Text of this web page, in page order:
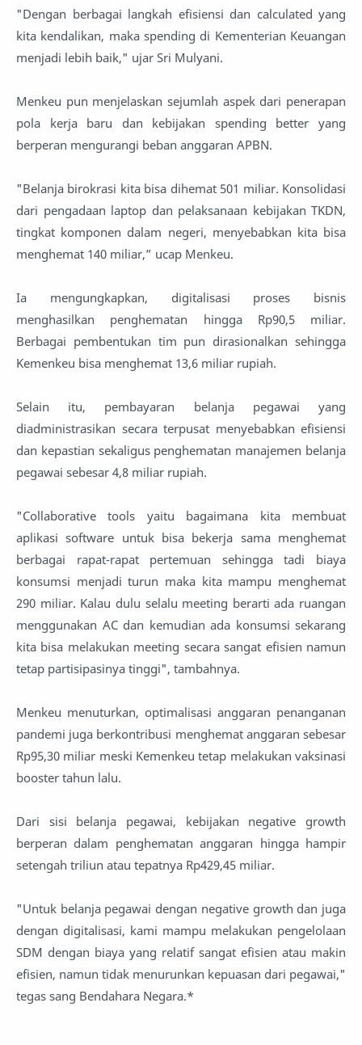
"Dengan berbagai langkah efisiensi dan calculated yang
kita kendalikan, maka spending di Kementerian Keuangan
menjadi lebih baik," ujar Sri Mulyani.
Menkeu pun menjelaskan sejumlah aspek dari penerapan
pola kerja baru dan kebijakan spending better yang
berperan mengurangi beban anggaran APBN.
"Belanja birokrasi kita bisa dihemat 501 miliar. Konsolidasi
dari pengadaan laptop dan pelaksanaan kebijakan TKDN,
tingkat komponen dalam negeri, menyebabkan kita bisa
menghemat 140 miliar,” ucap Menkeu.
Ia mengungkapkan, digitalisasi proses bisnis
menghasilkan penghematan hingga Rp90,5 miliar.
Berbagai pembentukan tim pun dirasionalkan sehingga
Kemenkeu bisa menghemat 13,6 miliar rupiah.
Selain itu, pembayaran belanja pegawai yang
diadministrasikan secara terpusat menyebabkan efisiensi
dan kepastian sekaligus penghematan manajemen belanja
pegawai sebesar 4,8 miliar rupiah.
"Collaborative tools yaitu bagaimana kita membuat
aplikasi software untuk bisa bekerja sama menghemat
berbagai rapat-rapat pertemuan sehingga tadi biaya
konsumsi menjadi turun maka kita mampu menghemat
290 miliar. Kalau dulu selalu meeting berarti ada ruangan
menggunakan AC dan kemudian ada konsumsi sekarang
kita bisa melakukan meeting secara sangat efisien namun
tetap partisipasinya tinggi", tambahnya.
Menkeu menuturkan, optimalisasi anggaran penanganan
pandemi juga berkontribusi menghemat anggaran sebesar
Rp95,30 miliar meski Kemenkeu tetap melakukan vaksinasi
booster tahun lalu.
Dari sisi belanja pegawai, kebijakan negative growth
berperan dalam penghematan anggaran hingga hampir
setengah triliun atau tepatnya Rp429,45 miliar.
"Untuk belanja pegawai dengan negative growth dan juga
dengan digitalisasi, kami mampu melakukan pengelolaan
SDM dengan biaya yang relatif sangat efisien atau makin
efisien, namun tidak menurunkan kepuasan dari pegawai,"
tegas sang Bendahara Negara.*